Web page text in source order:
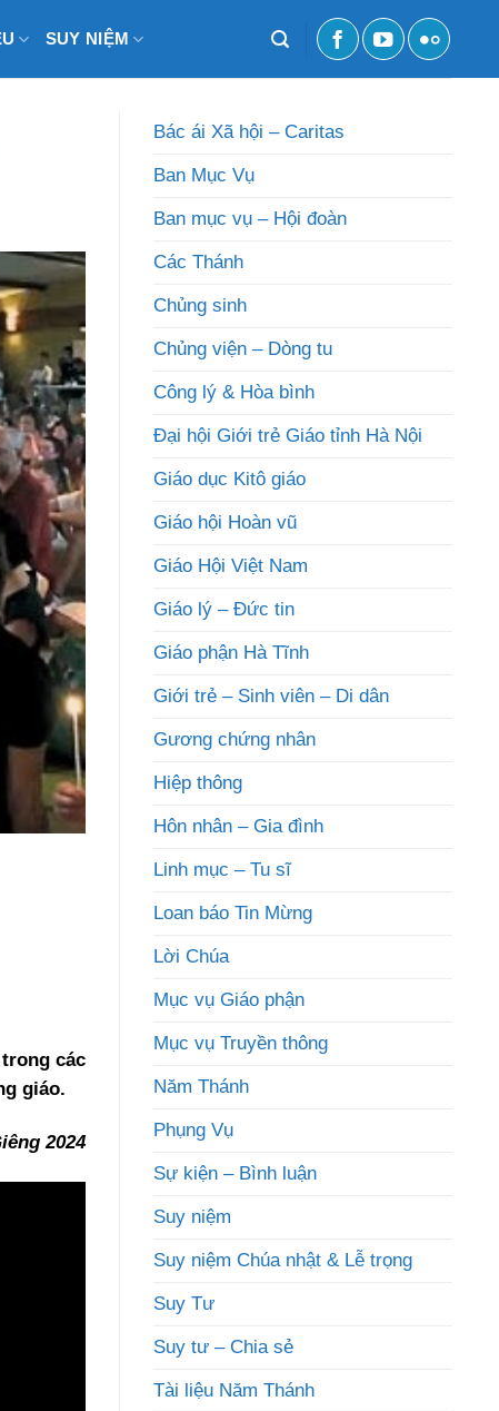
SUY NIỆM
các
giáo.
2024
Bác ái Xã hội – Caritas
Ban Mục Vụ
Ban mục vụ – Hội đoàn
Các Thánh
Chủng sinh
Chủng viện – Dòng tu
Công lý & Hòa bình
Đại hội Giới trẻ Giáo tỉnh Hà Nội
Giáo dục Kitô giáo
Giáo hội Hoàn vũ
Giáo Hội Việt Nam
Giáo lý – Đức tin
Giáo phận Hà Tĩnh
Giới trẻ – Sinh viên – Di dân
Gương chứng nhân
Hiệp thông
Hôn nhân – Gia đình
Linh mục – Tu sĩ
Loan báo Tin Mừng
Lời Chúa
Mục vụ Giáo phận
Mục vụ Truyền thông
Năm Thánh
Phụng Vụ
Sự kiện – Bình luận
Suy niệm
Suy niệm Chúa nhật & Lễ trọng
Suy Tư
Suy tư – Chia sẻ
Tài liệu Năm Thánh